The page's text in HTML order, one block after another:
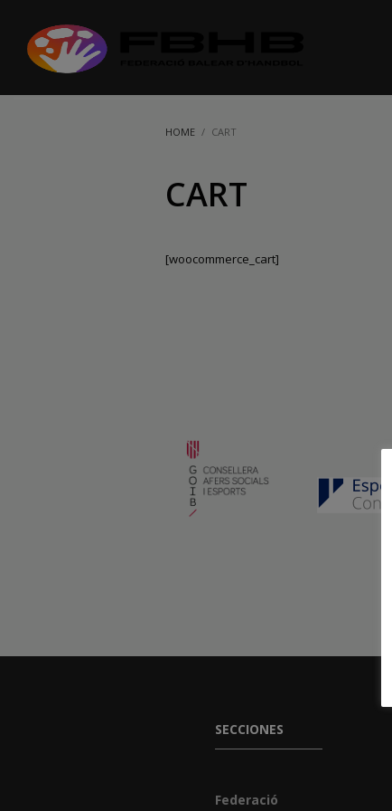
HOME CART
CART
[woocommerce_cart]
SECCIONES
Federació